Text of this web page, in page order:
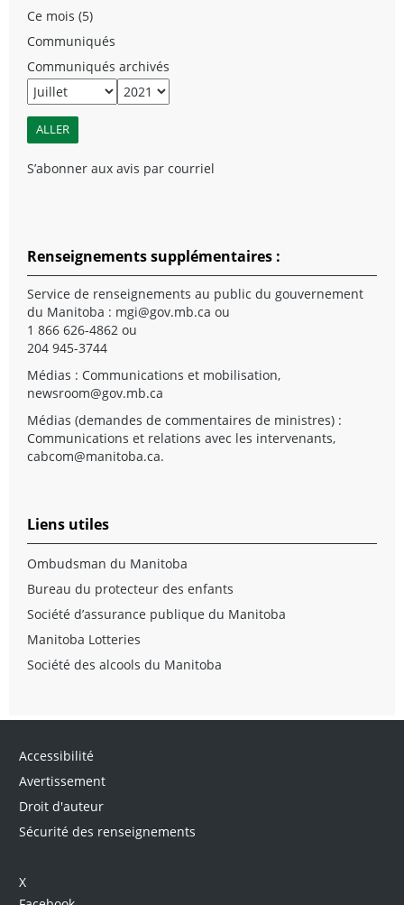
Ce mois (5)
Communiqués
Communiqués archivés
S’abonner aux avis par courriel
Renseignements supplémentaires :
Service de renseignements au public du gouvernement
du Manitoba : mgi@gov.mb.ca ou
1 866 626-4862 ou
204 945-3744
Médias : Communications et mobilisation,
newsroom@gov.mb.ca
Médias (demandes de commentaires de ministres) :
Communications et relations avec les intervenants,
cabcom@manitoba.ca.
Liens utiles
Ombudsman du Manitoba
Bureau du protecteur des enfants
Société d’assurance publique du Manitoba
Manitoba Lotteries
Société des alcools du Manitoba
Accessibilité
Avertissement
Droit d'auteur
Sécurité des renseignements
X